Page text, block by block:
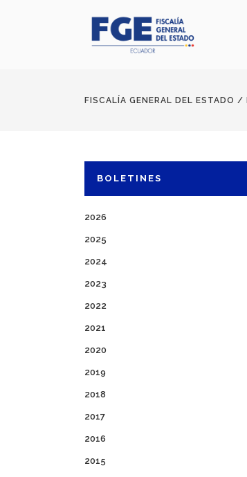
FISCALÍA GENERAL DEL ESTADO /
BOLETINES
2026
2025
2024
2023
2022
2021
2020
2019
2018
2017
2016
2015